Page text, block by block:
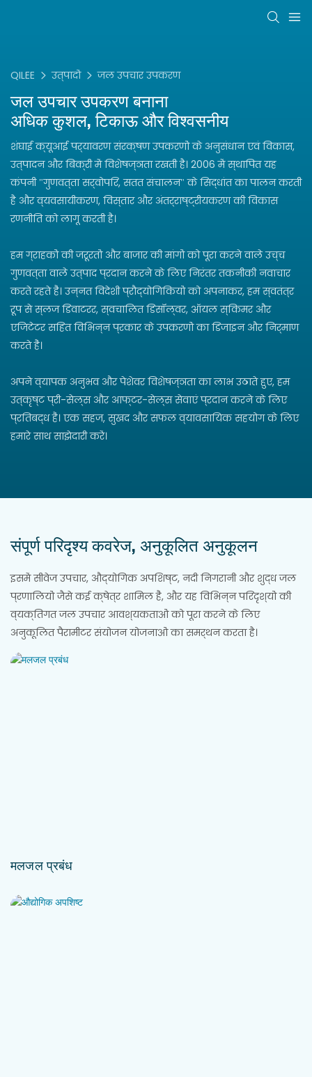
QILEE उत्पादों जल उपचार उपकरण
जल उपचार उपकरणबनाना
अधिक कुशल, टिकाऊ और विश्वसनीय
शंघाई क्यूआई पर्यावरण संरक्षण उपकरणों के अनुसंधान एवं विकास,
उत्पादन और बिक्री में विशेषज्ञता रखती है। 2006 में स्थापित यह
कंपनी "गुणवत्ता सर्वोपरि, सतत संचालन" के सिद्धांत का पालन करती
है और व्यवसायीकरण, विस्तार और अंतर्राष्ट्रीयकरण की विकास
रणनीति को लागू करती है।
हम ग्राहकों की जरूरतों और बाजार की मांगों को पूरा करने वाले उच्च
गुणवत्ता वाले उत्पाद प्रदान करने के लिए निरंतर तकनीकी नवाचार
करते रहते हैं। उन्नत विदेशी प्रौद्योगिकियों को अपनाकर, हम स्वतंत्र
रूप से स्लज डिवाटरर, स्वचालित डिसॉल्वर, ऑयल स्किमर और
एजिटेटर सहित विभिन्न प्रकार के उपकरणों का डिजाइन और निर्माण
करते हैं।
अपने व्यापक अनुभव और पेशेवर विशेषज्ञता का लाभ उठाते हुए, हम
उत्कृष्ट प्री-सेल्स और आफ्टर-सेल्स सेवाएं प्रदान करने के लिए
प्रतिबद्ध हैं। एक सहज, सुखद और सफल व्यावसायिक सहयोग के लिए
हमारे साथ साझेदारी करें।
संपूर्ण परिदृश्य कवरेज, अनुकूलित अनुकूलन
इसमें सीवेज उपचार, औद्योगिक अपशिष्ट, नदी निगरानी और शुद्ध जल
प्रणालियों जैसे कई क्षेत्र शामिल हैं, और यह विभिन्न परिदृश्यों की
व्यक्तिगत जल उपचार आवश्यकताओं को पूरा करने के लिए
अनुकूलित पैरामीटर संयोजन योजनाओं का समर्थन करता है।
मलजल प्रबंध